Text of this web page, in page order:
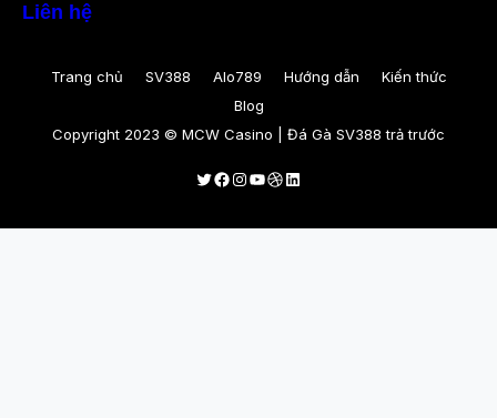
Liên hệ
Trang chủ SV388 Alo789 Hướng dẫn
Kiến thức
Blog
Copyright 2023 © MCW Casino | Đá Gà SV388 trả trước
Twitter
Facebook
Instagram
Youtube
Dribbble
LinkedIn